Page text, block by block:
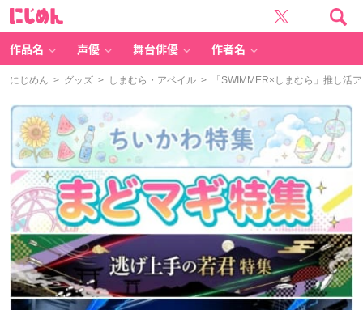
作品名 声優 舞台俳優 作者名
にじめん > グッズ > しまむら・アベイル > 「SWIMMER×しまむら」推し活